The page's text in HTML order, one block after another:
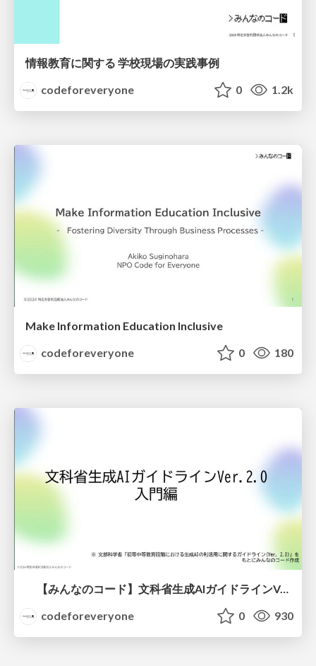
情報教育に関する 学校現場の実践事例
codeforeveryone
0 1.2k
Make Information Education Inclusive
codeforeveryone
0 180
【みんなのコード】文科省生成AIガイドラインVer.2.0 入門編
codeforeveryone
0 930